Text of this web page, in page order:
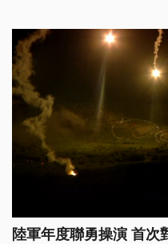
陸軍年度聯勇操演 首次